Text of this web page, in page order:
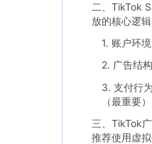
二、TikTok
放的核心逻
1. 账户环
2. 广告结
3. 支付行
（最重要）
三、TikTok
推荐使用虚